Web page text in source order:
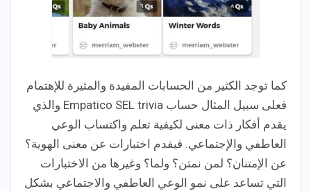
كما توجد الكثير من الحسابات المفيدة والمثيرة للإهتمام
فعلى سبيل المثال حساب Empatico SEL trivia والذي
يقدم أفكار ذات معنى لكيفية تعلم واكتساب الوعي
العاطفي والإجتماعي. فيقدم اختبارات عن معنى الهوية؟
عن الإمتنان؟ لمن نمتن؟ ولما؟ وغيرها من الاختبارات
التي تساعد على نمو الوعي العاطفي والاجتماعي بشكل